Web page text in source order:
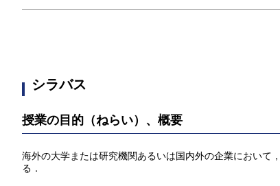
シラバス
授業の目的（ねらい）、概要
海外の大学または研究機関あるいは国内外の企業において
る．